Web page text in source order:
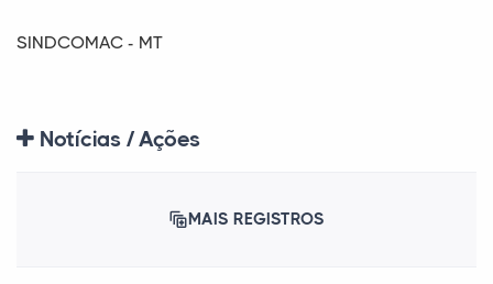
SINDCOMAC - MT
Notícias / Ações
MAIS REGISTROS